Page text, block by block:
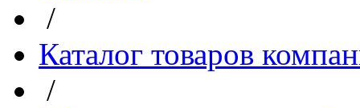
/
Каталог товаров
/